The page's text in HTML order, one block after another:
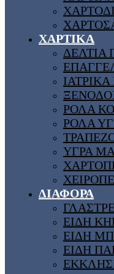
ΧΑΡΤΙΚΑ
ΔΕΛΤΙΑ
ΡΟΛΑ
ΡΟΛΑ
ΥΓΡΑ
ΔΙΑΦΟΡΑ
ΕΙΔΗ
ΕΙΔΗ
ΕΙΔΗ